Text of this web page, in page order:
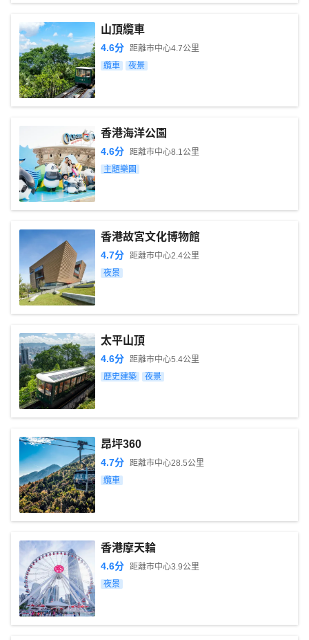
山頂纜車
4.6分 距離市中心4.7公里
纜車
夜景
香港海洋公園
4.6分 距離市中心8.1公里
主題樂園
香港故宮文化博物館
4.7分 距離市中心2.4公里
夜景
太平山頂
4.6分 距離市中心5.4公里
歷史建築
夜景
昂坪360
4.7分 距離市中心28.5公里
纜車
香港摩天輪
4.6分 距離市中心3.9公里
夜景